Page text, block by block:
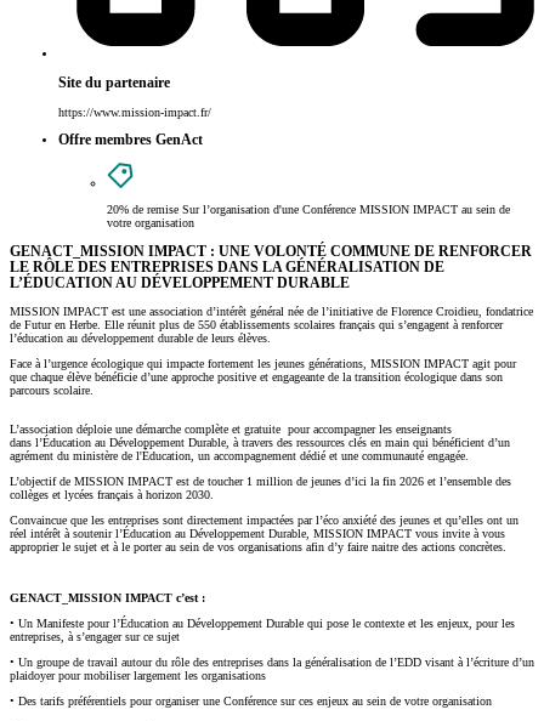
Site du partenaire
https://www.mission-impact.fr/
Offre membres GenAct
20% de remise Sur l’organisation d'une Conférence MISSION IMPACT au sein de
votre organisation
GENACT_MISSION IMPACT : UNE VOLONTÉ COMMUNE DE RENFORCER
LE RÔLE DES ENTREPRISES DANS LA GÉNÉRALISATION DE
L’ÉDUCATION AU DÉVELOPPEMENT DURABLE
MISSION IMPACT est une association d’intérêt général née de l’initiative de Florence Croidieu, fondatrice
de Futur en Herbe. Elle réunit plus de 550 établissements scolaires français qui s’engagent à renforcer
l’éducation au développement durable de leurs élèves.
Face à l’urgence écologique qui impacte fortement les jeunes générations, MISSION IMPACT agit pour
que chaque élève bénéficie d’une approche positive et engageante de la transition écologique dans son
parcours scolaire.
L’association déploie une démarche complète et gratuite pour accompagner les enseignants
dans l’Éducation au Développement Durable, à travers des ressources clés en main qui bénéficient d’un
agrément du ministère de l'Éducation, un accompagnement dédié et une communauté engagée.
L’objectif de MISSION IMPACT est de toucher 1 million de jeunes d’ici la fin 2026 et l’ensemble des
collèges et lycées français à horizon 2030.
Convaincue que les entreprises sont directement impactées par l’éco anxiété des jeunes et qu’elles ont un
réel intérêt à soutenir l’Éducation au Développement Durable, MISSION IMPACT vous invite à vous
approprier le sujet et à le porter au sein de vos organisations afin d’y faire naitre des actions concrètes.
GENACT_MISSION IMPACT c’est :
• Un Manifeste pour l’Éducation au Développement Durable qui pose le contexte et les enjeux, pour les
entreprises, à s’engager sur ce sujet
• Un groupe de travail autour du rôle des entreprises dans la généralisation de l’EDD visant à l’écriture d’un
plaidoyer pour mobiliser largement les organisations
• Des tarifs préférentiels pour organiser une Conférence sur ces enjeux au sein de votre organisation